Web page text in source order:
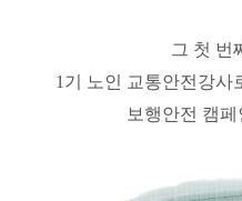
그 첫 번
1기 노인 교통안전강사
보행안전 캠